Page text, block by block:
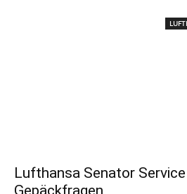
Lufthansa Senator